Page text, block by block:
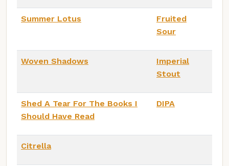
Summer Lotus
Fruited
Sour
Woven Shadows
Imperial
Stout
Shed A Tear For The Books I
Should Have Read
DIPA
Citrella